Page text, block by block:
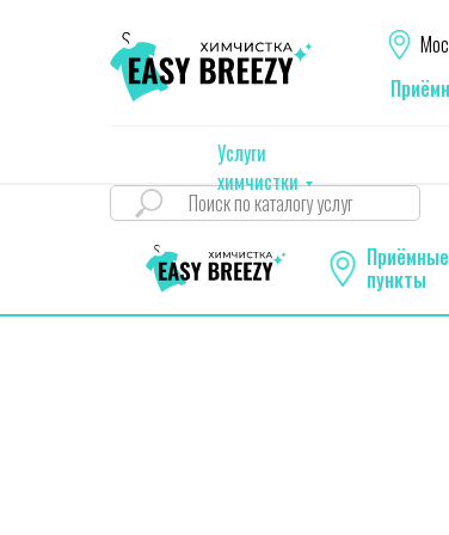
Услуги
химчистки
Приёмные
пункты